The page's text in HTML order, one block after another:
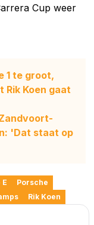
Cup weer
1 te groot,
Rik Koen gaat
'Dat staat op
Porsche
Rik Koen